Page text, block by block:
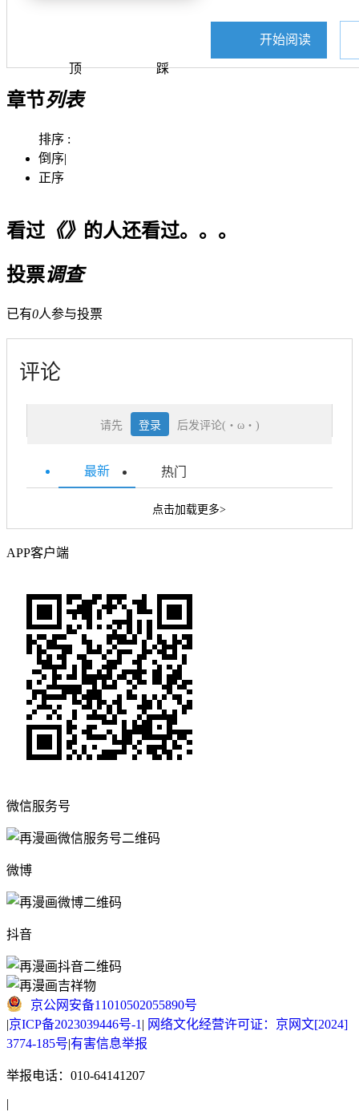
顶 踩
开始阅读
章节列表
排序 :
倒序|
正序
看过《》 的人还看过。。。
投票调查
已有0人参与投票
评论
请先 登录 后发评论(・ω・)
最新 热门
点击加载更多>
APP客户端
微信服务号
微博
抖音
京公网安备11010502055890号
|京ICP备2023039446号-1 | 网络文化经营许可证：京网文[2024]
3774-185号|有害信息举报
举报电话：010-64141207
|